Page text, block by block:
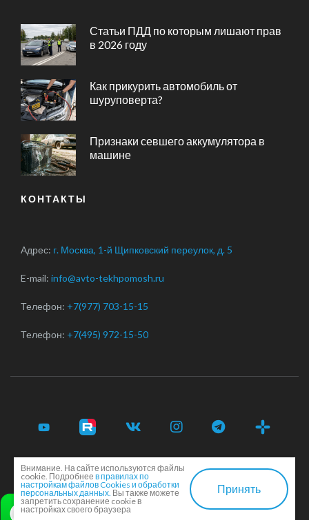
Статьи ПДД по которым лишают прав
в 2026 году
Как прикурить автомобиль от
шуруповерта?
Признаки севшего аккумулятора в
машине
КОНТАКТЫ
Адрес: г. Москва, 1-й Щипковский переулок, д. 5
E-mail: info@avto-tekhpomosh.ru
Телефон: +7(977) 703-15-15
Телефон: +7(495) 972-15-50
© 2017-2026 Срочная автотехпомощь легковым и
грузовым автомобилям в Москве и Московской области ·
Соглашение сторон ·
Создание и продвижение сайта -Dkarlov.ru
Внимание. На сайте используются файлы
cookie. Подробнее в правилах по
настройкам файлов Cookies и обработки
персональных данных. Вы также можете
запретить сохранение cookie в
настройках своего браузера
Принять